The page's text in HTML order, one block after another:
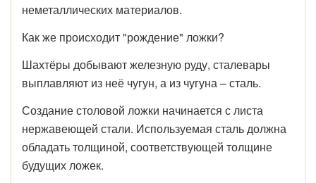
неметаллических материалов.
Как же происходит "рождение" ложки?
Шахтёры добывают железную руду, сталевары
выплавляют из неё чугун, а из чугуна – сталь.
Создание столовой ложки начинается с листа
нержавеющей стали. Используемая сталь должна
обладать толщиной, соответствующей толщине
будущих ложек.